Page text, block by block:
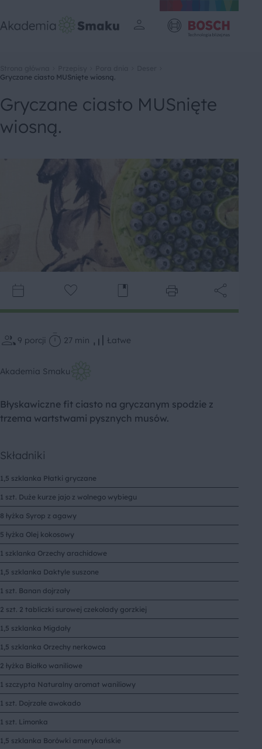
Gryczane ciasto MUSnięte wiosną.
Gryczane ciasto MUSnięte
wiosną.
9 porcji 27 min Łatwe
Akademia Smaku
Błyskawiczne fit ciasto na gryczanym spodzie z
trzema wartstwami pysznych musów.
Składniki
1,5 szklanka Płatki gryczane
1 szt. Duże kurze jajo z wolnego wybiegu
8 łyżka Syrop z agawy
5 łyżka Olej kokosowy
1 szklanka Orzechy arachidowe
1,5 szklanka Daktyle suszone
1 szt. Banan dojrzały
2 szt. 2 tabliczki surowej czekolady gorzkiej
1,5 szklanka Migdały
1,5 szklanka Orzechy nerkowca
2 łyżka Białko waniliowe
1 szczypta Naturalny aromat waniliowy
1 szt. Dojrzałe awokado
1 szt. Limonka
1,5 szklanka Borówki amerykańskie